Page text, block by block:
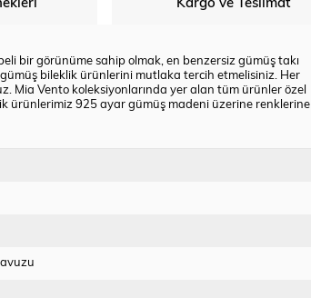
Kargo ve Teslimat
bir görünüme sahip olmak, en benzersiz gümüş takı
gümüş bileklik ürünlerini mutlaka tercih etmelisiniz. Her
Mia Vento koleksiyonlarında yer alan tüm ürünler özel
ürünlerimiz 925 ayar gümüş madeni üzerine renklerine